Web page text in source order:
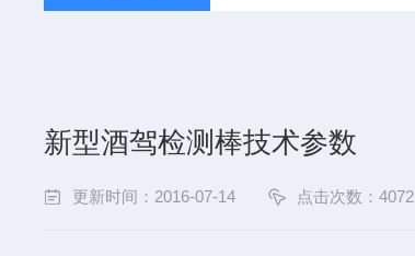
新型酒驾检测棒技术参数
更新时间：2016-07-14 点击次数：4072